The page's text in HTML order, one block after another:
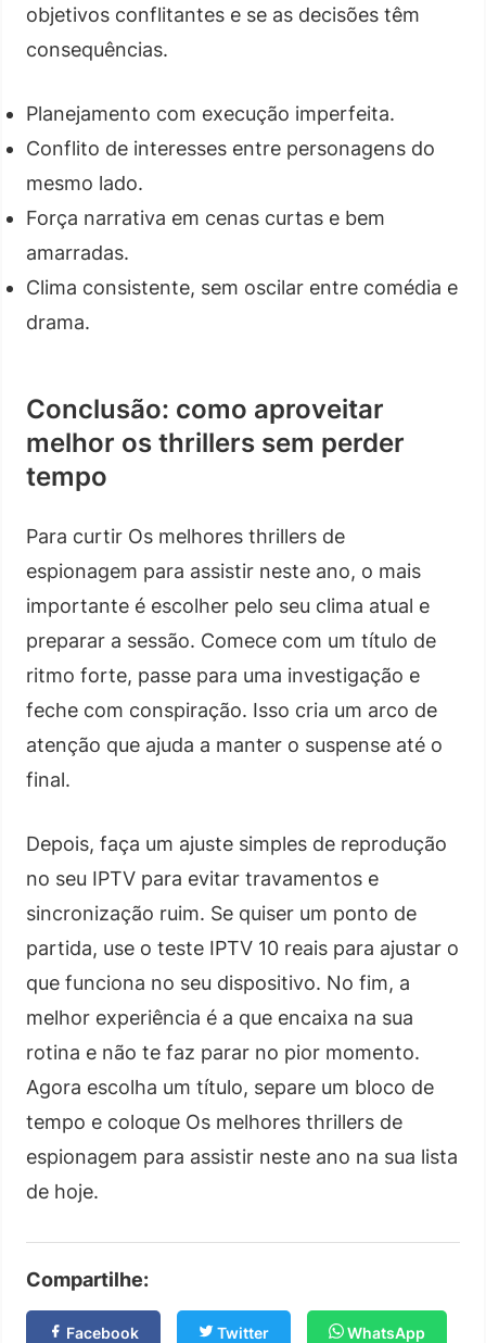
objetivos conflitantes e se as decisões têm
consequências.
Planejamento com execução imperfeita.
Conflito de interesses entre personagens do
mesmo lado.
Força narrativa em cenas curtas e bem
amarradas.
Clima consistente, sem oscilar entre comédia e
drama.
Conclusão: como aproveitar
melhor os thrillers sem perder
tempo
Para curtir Os melhores thrillers de
espionagem para assistir neste ano, o mais
importante é escolher pelo seu clima atual e
preparar a sessão. Comece com um título de
ritmo forte, passe para uma investigação e
feche com conspiração. Isso cria um arco de
atenção que ajuda a manter o suspense até o
final.
Depois, faça um ajuste simples de reprodução
no seu IPTV para evitar travamentos e
sincronização ruim. Se quiser um ponto de
partida, use o teste IPTV 10 reais para ajustar o
que funciona no seu dispositivo. No fim, a
melhor experiência é a que encaixa na sua
rotina e não te faz parar no pior momento.
Agora escolha um título, separe um bloco de
tempo e coloque Os melhores thrillers de
espionagem para assistir neste ano na sua lista
de hoje.
Compartilhe:
Facebook Twitter WhatsApp